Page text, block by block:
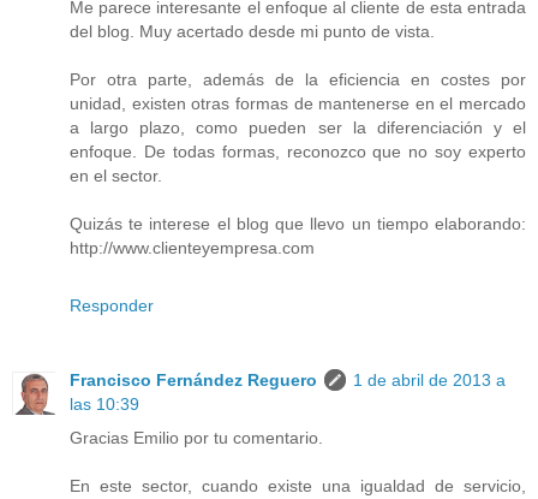
Me parece interesante el enfoque al cliente de esta entrada
del blog. Muy acertado desde mi punto de vista.
Por otra parte, además de la eficiencia en costes por
unidad, existen otras formas de mantenerse en el mercado
a largo plazo, como pueden ser la diferenciación y el
enfoque. De todas formas, reconozco que no soy experto
en el sector.
Quizás te interese el blog que llevo un tiempo elaborando:
http://www.clienteyempresa.com
Responder
Francisco Fernández Reguero
1 de abril de 2013 a
las 10:39
Gracias Emilio por tu comentario.
En este sector, cuando existe una igualdad de servicio,